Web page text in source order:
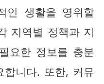
인 생활을 영위할
지역별 정책과 지
요한 정보를 충분
합니다. 또한, 커뮤